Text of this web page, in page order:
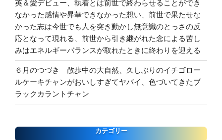
英＆愛デビュー、執着とは前世で終わらせることができ
なかった感情や昇華できなかった想い、前世で果たせな
かった志は今世でも人を突き動かし無意識のとっさの反
応となって現れる、前世から引き継がれた念による苦し
みはエネルギーバランスが取れたときに終わりを迎える
６月のつづき 散歩中の大自然、久しぶりのイチゴロー
ルケーキチャンがおいしすぎてヤバイ、色づいてきたブ
ラックカラントチャン
カテゴリー